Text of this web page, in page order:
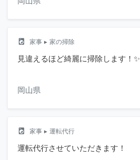
local_laundry_service 家事 ▸ 家の掃除
見違えるほど綺麗に掃除します！✨
岡山県
local_laundry_service 家事 ▸ 運転代行
運転代行させていただきます！